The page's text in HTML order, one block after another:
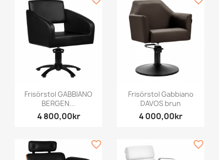
Frisörstol GABBIANO
BERGEN...
4 800,00kr
Frisörstol Gabbiano
DAVOS brun
4 000,00kr
favorite_border favorite_border